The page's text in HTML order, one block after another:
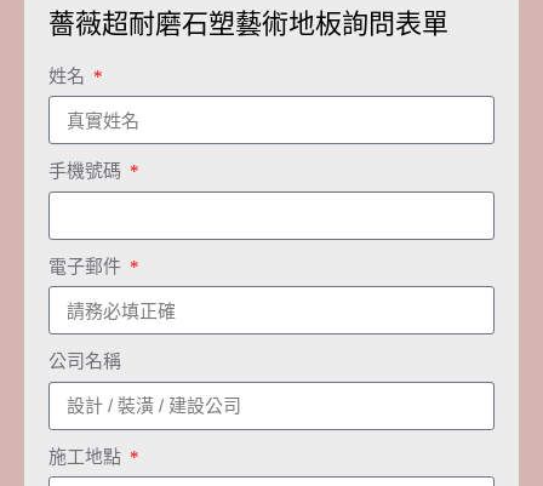
薔薇超耐磨石塑藝術地板詢問表單
姓名
手機號碼
電子郵件
公司名稱
施工地點